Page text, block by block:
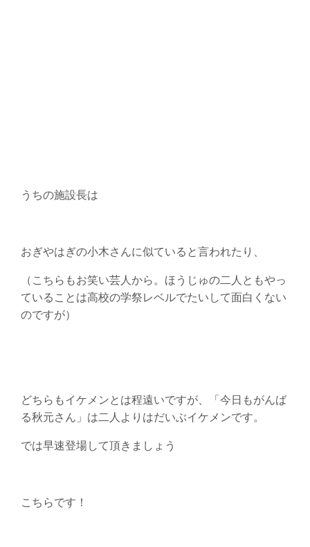
うちの施設長は
おぎやはぎの小木さんに似ていると言われたり、
（こちらもお笑い芸人から。ほうじゅの二人ともやっ
ていることは高校の学祭レベルでたいして面白くない
のですが）
どちらもイケメンとは程遠いですが、「今日もがんば
る秋元さん」は二人よりはだいぶイケメンです。
では早速登場して頂きましょう
こちらです！